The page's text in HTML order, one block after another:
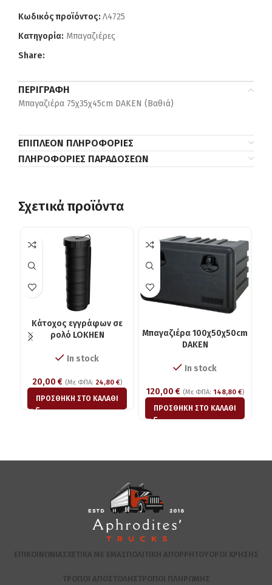
Κωδικός προϊόντος: Λ4725
Κατηγορία: Μπαγαζιέρες
Share:
ΠΕΡΙΓΡΑΦΉ
Μπαγαζιέρα 75χ35χ45cm DAKEN (Βαθιά)
ΕΠΙΠΛΈΟΝ ΠΛΗΡΟΦΟΡΊΕΣ
ΠΛΗΡΟΦΟΡΊΕΣ ΠΑΡΑΔΌΣΕΩΝ
Σχετικά προϊόντα
Κάτοχος εγγράφων σε
ρολό LOKHEN
In stock
20,00 € (Με ΦΠΑ: 24,80 €)
ΠΡΟΣΘΉΚΗ ΣΤΟ ΚΑΛΆΘΙ
Μπαγαζιέρα 100χ50χ50cm
DAKEN
In stock
120,00 € (Με ΦΠΑ: 148,80 €)
ΠΡΟΣΘΉΚΗ ΣΤΟ ΚΑΛΆΘΙ
ΕΠΙΚΟΙΝΩΝΊΑΣΧΕΤΙΚΆ ΜΕ ΕΜΆΣΠΟΛΙΤΙΚΉ ΑΠΟΡΡΉΤΟΥΌΡΟΙ ΧΡΉΣΗΣ
ΤΡΌΠΟΙ ΑΠΟΣΤΟΛΉΣΤΡΌΠΟΙ ΠΛΗΡΩΜΉΣ